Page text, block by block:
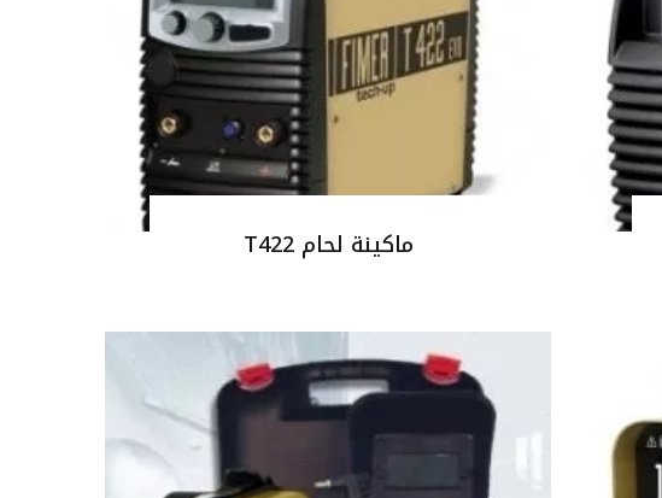
ماكينة لحام T422